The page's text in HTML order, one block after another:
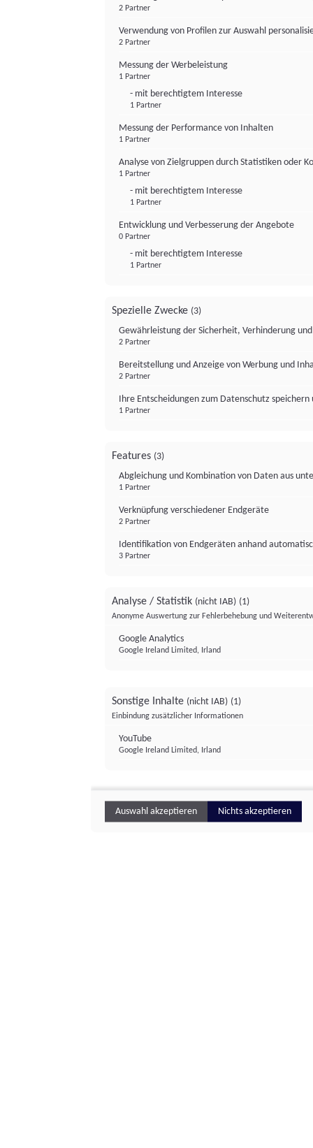
2 Partner
Verwendung von Profilen zur Auswahl
2 Partner
Messung der Werbeleistung
1 Partner
- mit berechtigtem Interesse
1 Partner
Messung der Performance von Inhalten
1 Partner
Analyse von Zielgruppen durch Statistiken oder
1 Partner
- mit berechtigtem Interesse
1 Partner
Entwicklung und Verbesserung der Angebote
0 Partner
- mit berechtigtem Interesse
1 Partner
Spezielle Zwecke (3)
Gewährleistung der Sicherheit, Verhinderung
2 Partner
Bereitstellung und Anzeige von Werbung und
2 Partner
Ihre Entscheidungen zum Datenschutz
1 Partner
Features (3)
Abgleichung und Kombination von Daten aus
1 Partner
Verknüpfung verschiedener Endgeräte
2 Partner
Identifikation von Endgeräten anhand
3 Partner
Analyse / Statistik (nicht IAB) (1)
Anonyme Auswertung zur Fehlerbehebung und
Google Analytics
Google Ireland Limited, Irland
Sonstige Inhalte (nicht IAB) (1)
Einbindung zusätzlicher Informationen
YouTube
Google Ireland Limited, Irland
Auswahl akzeptieren Nichts akzeptieren